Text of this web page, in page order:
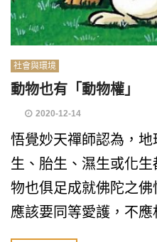
社會與環境
動物也有「動物權」
2020-12-14
悟覺妙天禪師認為，
生、胎生、濕生或化
物也俱足成就佛陀之
應該要同等愛護，不應